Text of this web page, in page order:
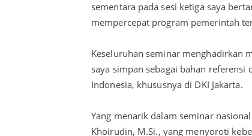
sementara pada sesi ketiga saya
mempercepat program pemerintah
Keseluruhan seminar menghadirkan
saya simpan sebagai bahan
Indonesia, khususnya di DKI Jakarta.
Yang menarik dalam seminar
Khoirudin, M.Si., yang menyoroti